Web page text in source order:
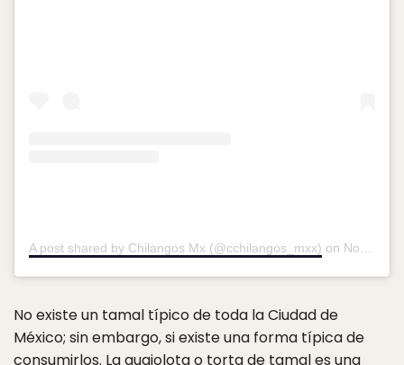
A post shared by Chilangos Mx (@cchilangos_mxx) on Nov 20, 2019 at 8:22am PST
No existe un tamal típico de toda la Ciudad de
México; sin embargo, si existe una forma típica de
consumirlos. La guajolota o torta de tamal es una